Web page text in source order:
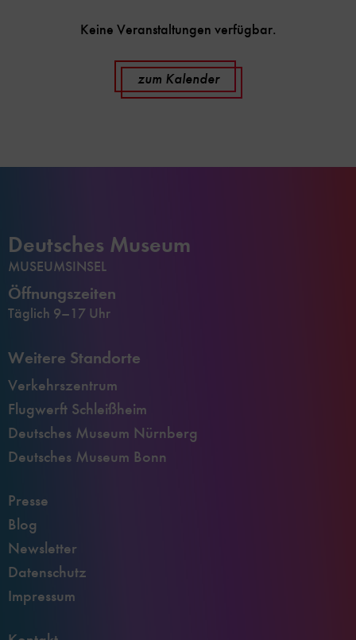
Keine Veranstaltungen verfügbar.
zum Kalender
Deutsches Museum
MUSEUMSINSEL
Öffnungszeiten
Täglich 9–17 Uhr
Weitere Standorte
Verkehrszentrum
Flugwerft Schleißheim
Deutsches Museum Nürnberg
Deutsches Museum Bonn
Presse
Blog
Newsletter
Datenschutz
Impressum